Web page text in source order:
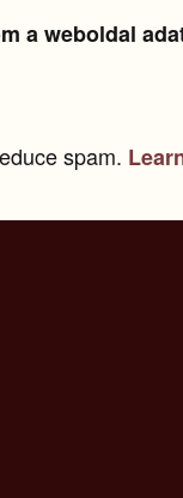
a weboldal
spam.